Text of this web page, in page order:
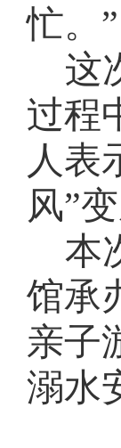
忙。”
这
过程
人表
风”
本
馆承
亲子
溺水